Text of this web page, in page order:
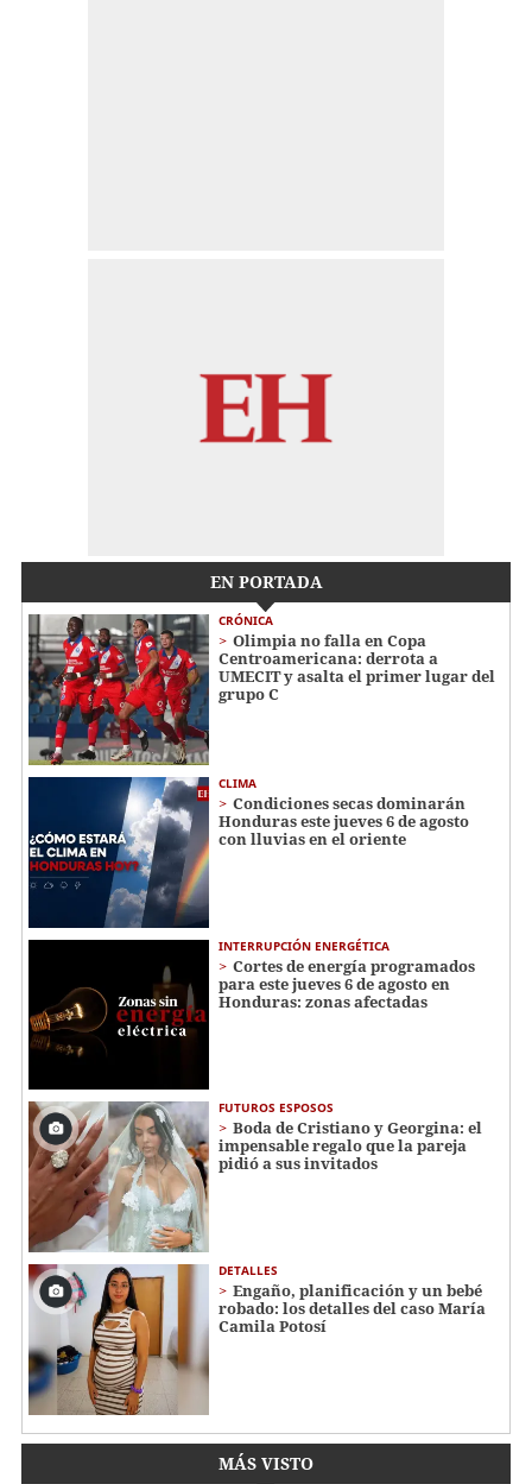
EN PORTADA
CRÓNICA
Olimpia no falla en Copa
Centroamericana: derrota a
UMECIT y asalta el primer lugar del
grupo C
CLIMA
Condiciones secas dominarán
Honduras este jueves 6 de agosto
con lluvias en el oriente
INTERRUPCIÓN ENERGÉTICA
Cortes de energía programados
para este jueves 6 de agosto en
Honduras: zonas afectadas
FUTUROS ESPOSOS
Boda de Cristiano y Georgina: el
impensable regalo que la pareja
pidió a sus invitados
DETALLES
Engaño, planificación y un bebé
robado: los detalles del caso María
Camila Potosí
MÁS VISTO